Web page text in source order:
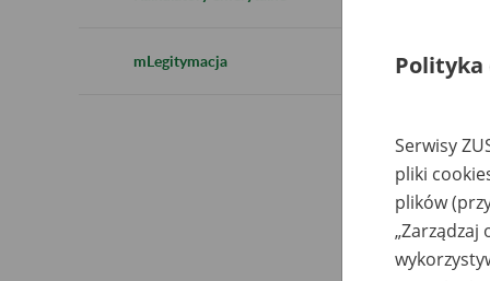
mLegitymacja Polityka
Serwisy
pliki
plików
„Zarządzaj